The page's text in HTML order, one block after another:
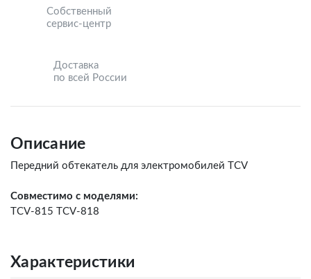
Собственный
сервис-центр
Доставка
по всей России
Описание
Передний обтекатель для электромобилей TCV
Совместимо с моделями:
TCV-815 TCV-818
Характеристики